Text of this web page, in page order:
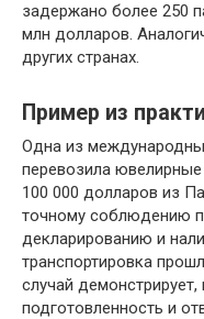
задержано более 250
млн долларов.
других странах.
Пример из
Одна из
перевозила
100 000 долларов из
точному соблюдению
декларированию и
транспортировка
случай
подготовленность и